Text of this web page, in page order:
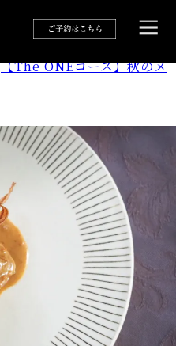
【The ONEコース】秋のメ